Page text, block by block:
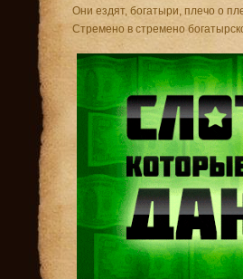
Они ездят, богатыри, плечо о
Стремено в стремено